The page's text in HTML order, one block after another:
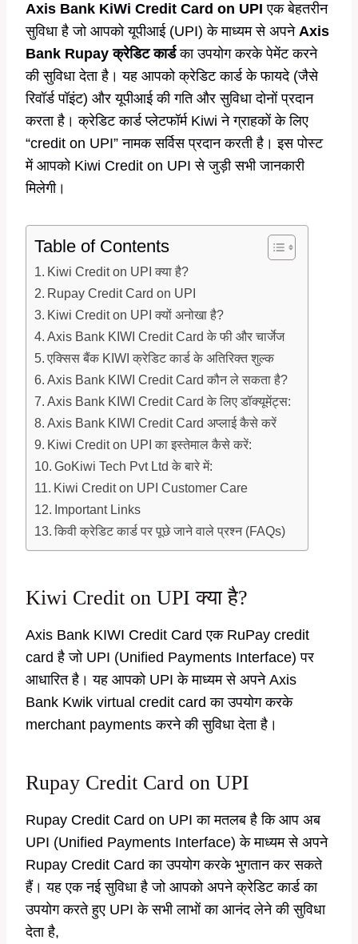
Axis Bank KiWi Credit Card on UPI एक बेहतरीन
सुविधा है जो आपको यूपीआई (UPI) के माध्यम से अपने Axis
Bank Rupay क्रेडिट कार्डका उपयोग करके पेमेंट करने
की सुविधा देता है। यह आपको क्रेडिट कार्ड के फायदे (जैसे
रिवॉर्ड पॉइंट) और यूपीआई की गति और सुविधा दोनों प्रदान
करता है। क्रेडिट कार्ड प्लेटफॉर्म Kiwi ने ग्राहकों के लिए
“credit on UPI” नामक सर्विस प्रदान करती है। इस पोस्ट
में आपको Kiwi Credit on UPI से जुड़ी सभी जानकारी
मिलेगी।
Table of Contents
Kiwi Credit on UPI क्या है?
Rupay Credit Card on UPI
Kiwi Credit on UPI क्यों अनोखा है?
Axis Bank KIWI Credit Card के फी और चार्जेज
एक्सिस बैंक KIWI क्रेडिट कार्ड के अतिरिक्त शुल्क
Axis Bank KIWI Credit Card कौन ले सकता है?
Axis Bank KIWI Credit Card के लिए डॉक्यूमेंट्स:
Axis Bank KIWI Credit Card अप्लाई कैसे करें
Kiwi Credit on UPI का इस्तेमाल कैसे करें:
GoKiwi Tech Pvt Ltd के बारे में:
Kiwi Credit on UPI Customer Care
Important Links
किवी क्रेडिट कार्ड पर पूछे जाने वाले प्रश्न (FAQs)
Kiwi Credit on UPI क्या है?
Axis Bank KIWI Credit Card एक RuPay credit
card है जो UPI (Unified Payments Interface) पर
आधारित है। यह आपको UPI के माध्यम से अपने Axis
Bank Kwik virtual credit card का उपयोग करके
merchant payments करने की सुविधा देता है।
Rupay Credit Card on UPI
Rupay Credit Card on UPI का मतलब है कि आप अब
UPI (Unified Payments Interface) के माध्यम से अपने
Rupay Credit Card का उपयोग करके भुगतान कर सकते
हैं। यह एक नई सुविधा है जो आपको अपने क्रेडिट कार्ड का
उपयोग करते हुए UPI के सभी लाभों का आनंद लेने की सुविधा
देता है,